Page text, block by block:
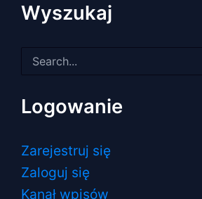
Wyszukaj
dla:
Logowanie
Zarejestruj się
Zaloguj się
Kanał wpisów